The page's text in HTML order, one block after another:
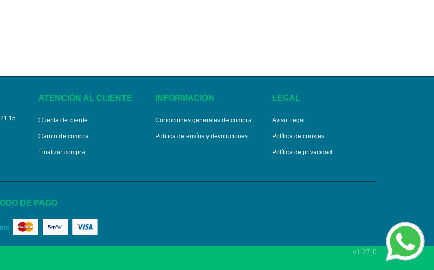
ATENCIÓN AL CLIENTE
Cuenta de cliente
Carrito de compra
Finalizar compra
INFORMACIÓN
Condiciones generales de compra
Política de envíos y devoluciones
LEGAL
Aviso Legal
Política de cookies
Política de privacidad
DE PAGO
v1.27.0